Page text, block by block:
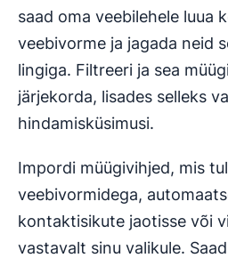
saad oma veebilehele luua
veebivorme ja jagada neid
lingiga. Filtreeri ja sea
järjekorda, lisades selleks
hindamisküsimusi.
Impordi müügivihjed, mis
veebivormidega,
kontaktisikute jaotisse või
vastavalt sinu valikule.